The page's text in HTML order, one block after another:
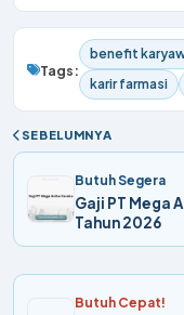
Tags:
benefit
karir farmasi
SEBELUMNYA
Butuh Segera
Gaji PT Mega
Tahun 2026
Butuh Cepat!